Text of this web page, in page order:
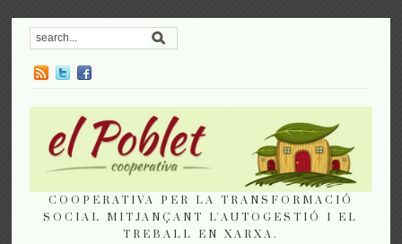
COOPERATIVA PER LA TRANSFORMACIÓ
SOCIAL MITJANÇANT L'AUTOGESTIÓ I EL
TREBALL EN XARXA.